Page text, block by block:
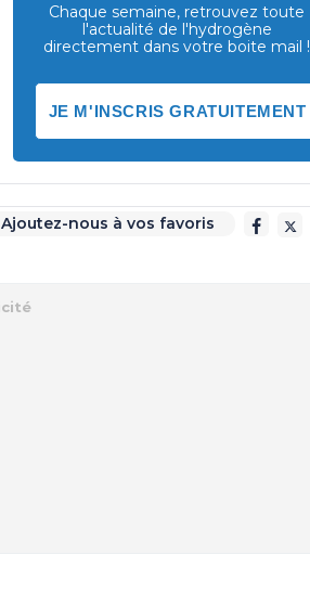
Chaque semaine, retrouvez toute
l'actualité de l'hydrogène
directement dans votre boite mail !
JE M'INSCRIS GRATUITEMENT
Ajoutez-nous à vos favoris